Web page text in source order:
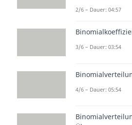
Durchgängen
Schau dir jetzt
ein Bernoulli
2/6 – Dauer: 04:57
3/6 – Dauer: 03:54
4/6 – Dauer: 05:54